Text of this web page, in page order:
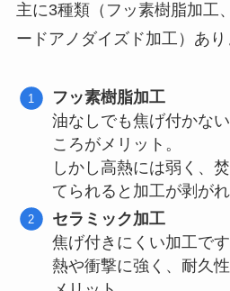
主に3種類（フッ素樹脂加工
ードアノダイズド加工）あり
フッ素樹脂加工
油なしでも焦げ付かな
ころがメリット。
しかし高熱には弱く、
てられると加工が剥がれ
セラミック加工
焦げ付きにくい加工で
熱や衝撃に強く、耐久